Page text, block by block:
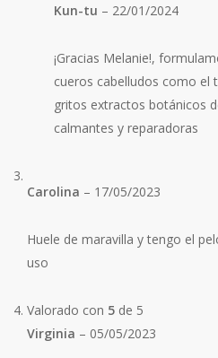
Kun-tu – 22/01/2024
¡Gracias Melanie!,
cueros cabelludos como el
gritos extractos botánicos
calmantes y reparadoras
Carolina – 17/05/2023
Huele de maravilla y tengo el
uso
Valorado con 5 de 5
Virginia – 05/05/2023